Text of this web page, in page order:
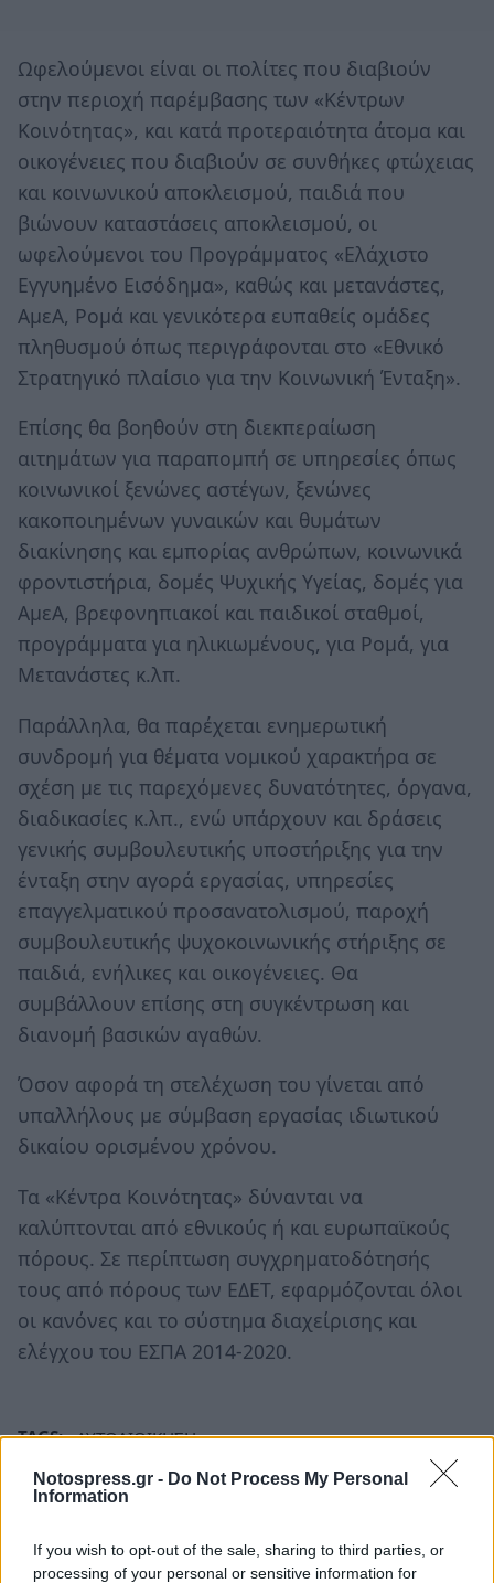
Notospress.gr - Do Not Process My Personal
Information
If you wish to opt-out of the sale, sharing to third parties, or
processing of your personal or sensitive information for
Ωφελούμενοι είναι οι πολίτες που διαβιούν
στην περιοχή παρέμβασης των «Κέντρων
Κοινότητας», και κατά προτεραιότητα άτομα και
οικογένειες που διαβιούν σε συνθήκες φτώχειας
και κοινωνικού αποκλεισμού, παιδιά που
βιώνουν καταστάσεις αποκλεισμού, οι
ωφελούμενοι του Προγράμματος «Ελάχιστο
Εγγυημένο Εισόδημα», καθώς και μετανάστες,
ΑμεΑ, Ρομά και γενικότερα ευπαθείς ομάδες
πληθυσμού όπως περιγράφονται στο «Εθνικό
Στρατηγικό πλαίσιο για την Κοινωνική Ένταξη».
Επίσης θα βοηθούν στη διεκπεραίωση
αιτημάτων για παραπομπή σε υπηρεσίες όπως
κοινωνικοί ξενώνες αστέγων, ξενώνες
κακοποιημένων γυναικών και θυμάτων
διακίνησης και εμπορίας ανθρώπων, κοινωνικά
φροντιστήρια, δομές Ψυχικής Υγείας, δομές για
ΑμεΑ, βρεφονηπιακοί και παιδικοί σταθμοί,
προγράμματα για ηλικιωμένους, για Ρομά, για
Μετανάστες κ.λπ.
Παράλληλα, θα παρέχεται ενημερωτική
συνδρομή για θέματα νομικού χαρακτήρα σε
σχέση με τις παρεχόμενες δυνατότητες, όργανα,
διαδικασίες κ.λπ., ενώ υπάρχουν και δράσεις
γενικής συμβουλευτικής υποστήριξης για την
ένταξη στην αγορά εργασίας, υπηρεσίες
επαγγελματικού προσανατολισμού, παροχή
συμβουλευτικής ψυχοκοινωνικής στήριξης σε
παιδιά, ενήλικες και οικογένειες. Θα
συμβάλλουν επίσης στη συγκέντρωση και
διανομή βασικών αγαθών.
Όσον αφορά τη στελέχωση του γίνεται από
υπαλλήλους με σύμβαση εργασίας ιδιωτικού
δικαίου ορισμένου χρόνου.
Τα «Κέντρα Κοινότητας» δύνανται να
καλύπτονται από εθνικούς ή και ευρωπαϊκούς
πόρους. Σε περίπτωση συγχρηματοδότησής
τους από πόρους των ΕΔΕΤ, εφαρμόζονται όλοι
οι κανόνες και το σύστημα διαχείρισης και
ελέγχου του ΕΣΠΑ 2014-2020.
TAGS: ΑΥΤΟΔΙΟΙΚΗΣΗ